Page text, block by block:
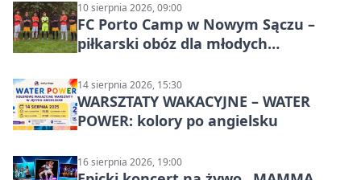
10 sierpnia 2026, 09:00
FC Porto Camp w Nowym Sączu –
piłkarski obóz dla młodych
14 sierpnia 2026, 15:30
WARSZTATY WAKACYJNE – WATER
POWER: kolory po angielsku
16 sierpnia 2026, 19:00